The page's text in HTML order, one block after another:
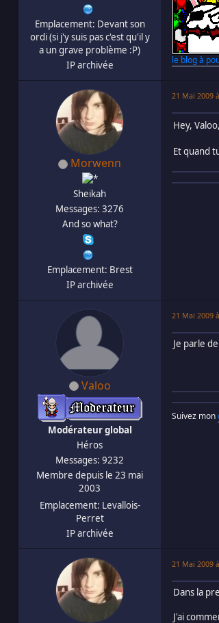
Emplacement: Devant son
ordi (si j'y suis pas c'est qu'il y
a un grave problème :P)
IP archivée
le blog à
Morwenn
Sheikah
Messages: 3276
And so what?
Emplacement: Brest
IP archivée
21 Mai 2009
Hey,
Et quand
Valoo
Modérateur global
Héros
Messages: 9232
Membre depuis le 23 mai
2003
Emplacement: Levallois-
Perret
IP archivée
21 Mai 2009
Je parle
Suivez mon
21 Mai 2009
Dans la
J'ai